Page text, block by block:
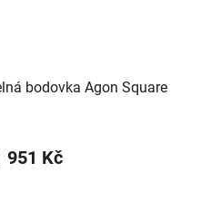
bodovka Agon Square
951 Kč